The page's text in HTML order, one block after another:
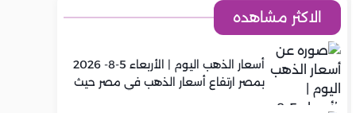
الاكثر مشاهده
أسعار الذهب اليوم | الأربعاء 5-8- 2026
بمصر ارتفاع أسعار الذهب في مصر حيث